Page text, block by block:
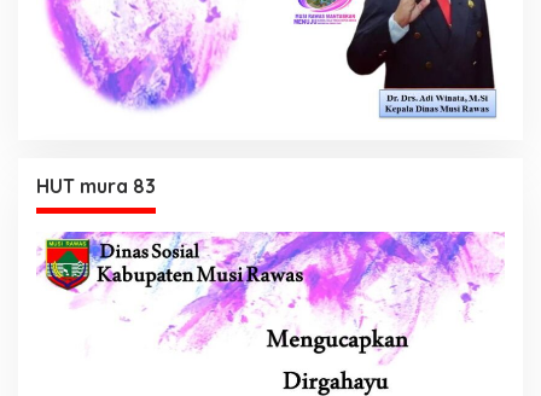
HUT mura 83